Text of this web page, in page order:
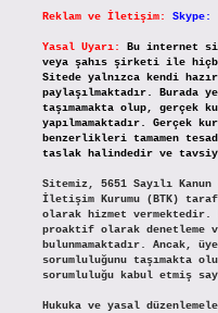
Reklam ve İletişim: Skype:
Yasal Uyarı:
Bu internet
veya şahıs şirketi ile
Sitede yalnızca kendi
paylaşılmaktadır.
taşımamakta olup, gerçek
yapılmamaktadır. Gerçek
benzerlikleri tamamen
taslak halindedir ve
Sitemiz, 5651 Sayılı
İletişim Kurumu (BTK)
olarak hizmet
proaktif olarak denetleme
bulunmamaktadır. Ancak,
sorumluluğunu taşımakta
sorumluluğu kabul etmiş
Hukuka ve yasal